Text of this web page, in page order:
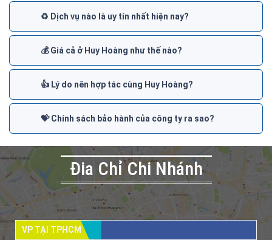
♻️ Dịch vụ nào là uy tín nhất hiện nay?
💰 Giá cả ở Huy Hoàng như thế nào?
👍 Lý do nên hợp tác cùng Huy Hoàng?
💝 Chính sách bảo hành của công ty ra sao?
Đia Chỉ Chi Nhánh
VP TẠI TPHCM